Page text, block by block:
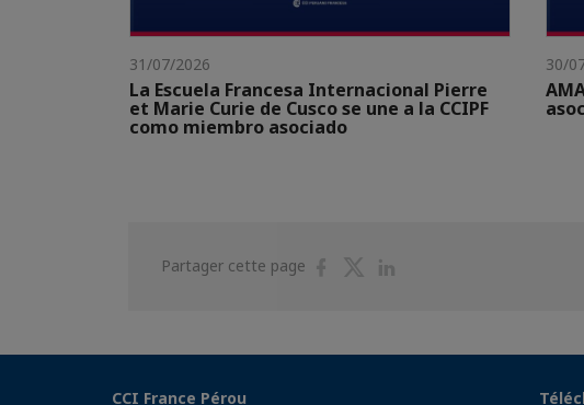
31/07/2026
La Escuela Francesa Internacional Pierre
et Marie Curie de Cusco se une a la CCIPF
como miembro asociado
30/
Partager cette page
PartagerPartager
CCI France Pérou